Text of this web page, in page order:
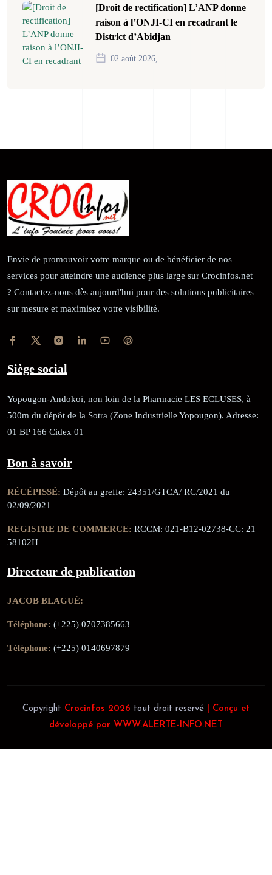
[Droit de rectification] L’ANP donne
raison à l’ONJI-CI en recadrant le
District d’Abidjan
02 août 2026,
Envie de promouvoir votre marque ou de bénéficier de nos
services pour atteindre une audience plus large sur Crocinfos.net
? Contactez-nous dès aujourd'hui pour des solutions publicitaires
sur mesure et maximisez votre visibilité.
Siège social
Yopougon-Andokoi, non loin de la Pharmacie LES ECLUSES, à
500m du dépôt de la Sotra (Zone Industrielle Yopougon). Adresse:
01 BP 166 Cidex 01
Bon à savoir
RÉCÉPISSÉ: Dépôt au greffe: 24351/GTCA/ RC/2021 du
02/09/2021
REGISTRE DE COMMERCE: RCCM: 021-B12-02738-CC: 21
58102H
Directeur de publication
JACOB BLAGUÉ:
Téléphone: (+225) 0707385663
Téléphone: (+225) 0140697879
Copyright Crocinfos 2026 tout droit reservé
| Conçu et
développé par WWW.ALERTE-INFO.NET